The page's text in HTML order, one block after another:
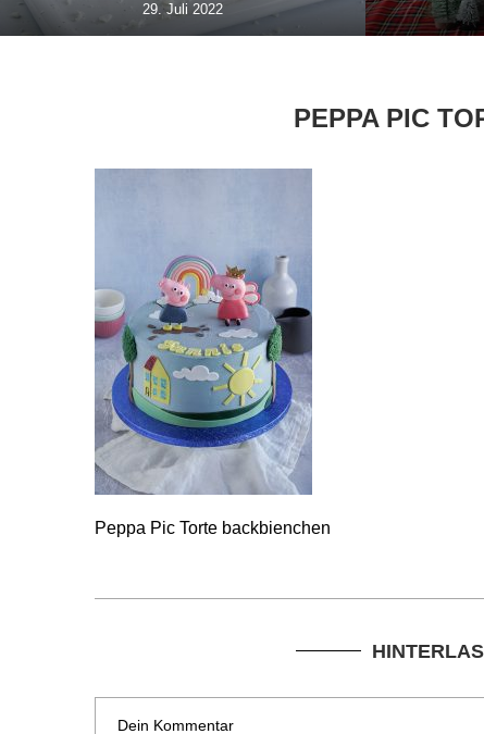
29. Juli 2022
PEPPA PIC
Peppa Pic Torte backbienchen